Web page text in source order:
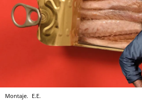
Montaje. E.E.